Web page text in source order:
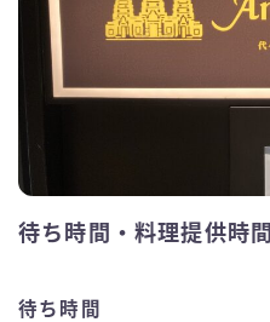
待ち時間・料理提供時間
待ち時間